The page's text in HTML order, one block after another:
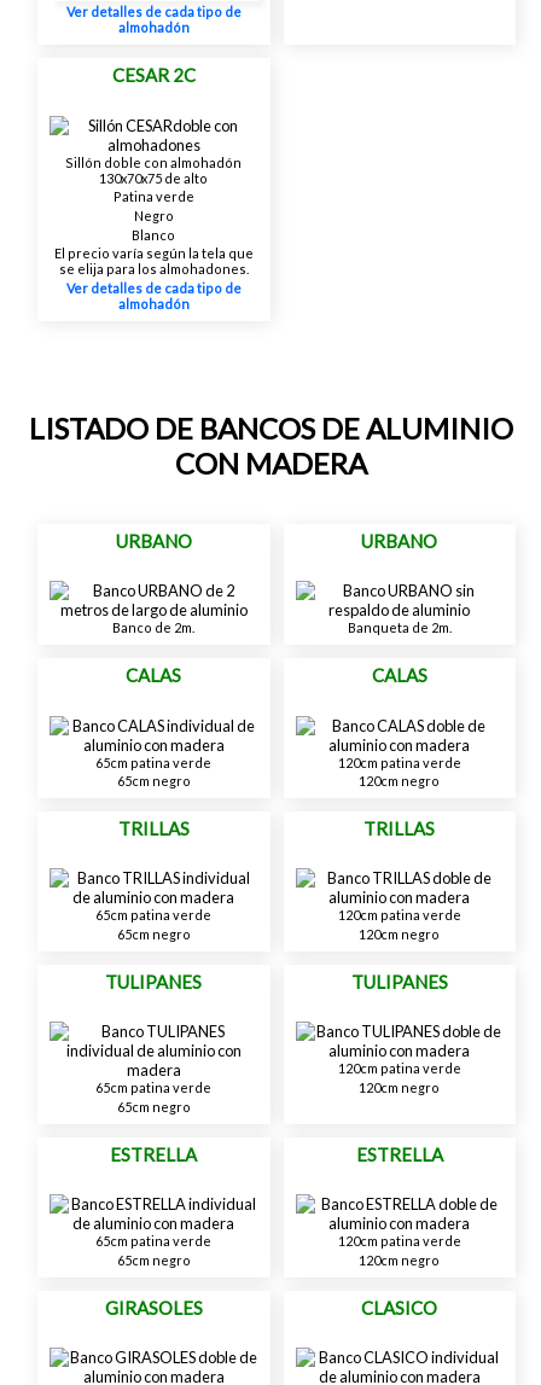
Ver detalles de cada tipo de
almohadón
CESAR 2C
Sillón doble con almohadón
130x70x75 de alto
Patina verde
Negro
Blanco
El precio varía según la tela que
se elija para los almohadones.
Ver detalles de cada tipo de
almohadón
LISTADO DE BANCOS DE ALUMINIO
CON MADERA
URBANO
Banco de 2m.
URBANO
Banqueta de 2m.
CALAS
65cm patina verde
65cm negro
CALAS
120cm patina verde
120cm negro
TRILLAS
65cm patina verde
65cm negro
TRILLAS
120cm patina verde
120cm negro
TULIPANES
65cm patina verde
65cm negro
TULIPANES
120cm patina verde
120cm negro
ESTRELLA
65cm patina verde
65cm negro
ESTRELLA
120cm patina verde
120cm negro
GIRASOLES CLASICO